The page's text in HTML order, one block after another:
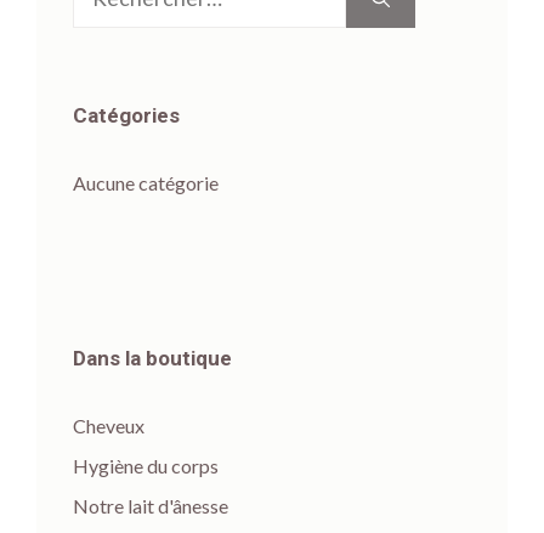
Catégories
Aucune catégorie
Dans la boutique
Cheveux
Hygiène du corps
Notre lait d'ânesse